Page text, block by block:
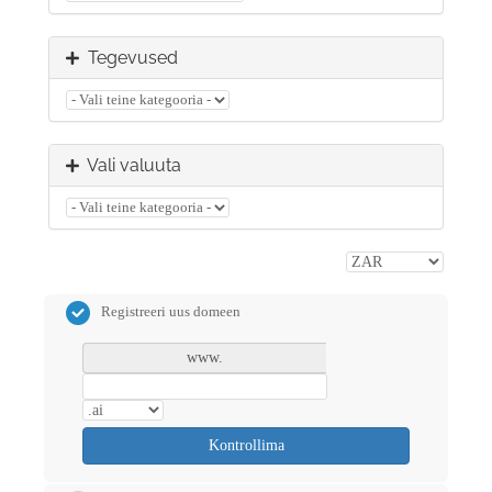
Tegevused
Vali valuuta
Registreeri uus domeen
www.
Kontrollima